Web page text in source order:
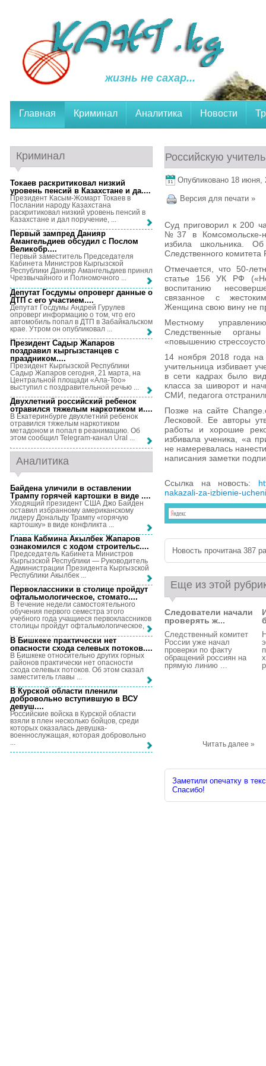
жизнь не сахар...
Главная Криминал Аналитика Новости
Российскую
Опубликовано 18 июня,
Версия для печати »
Суд приговорил к 200
№37 в Комсомольске-
избила школьника.
Следственного
Отмечается, что 50-
статье 156 УК РФ
воспитанию
связанное с
Женщина свою вину не
Местному
Следственные
«повышению
14 ноября 2018 года на
учительница избивает
в сети кадрах было
класса за шиворот и
СМИ, педагога
Позже на сайте
Лесковой. Ее авторы
работы и хорошие
избивала ученика, «а
не намеревалась
написания заметки
Ссылка на новость:
nakazali-za-izbienie-
Новость прочитана 387
Еще из этой
Следователи начали
проверять ж...
Следственный комитет
России уже начал
проверки по факту
обращений россиян на
прямую линию ...
Читать далее »
Заметили опечатку в
Спасибо!
Криминал
Токаев раскритиковал низкий
уровень пенсий в Казахстане и да....
Президент Касым-Жомарт Токаев в
Послании народу Казахстана
раскритиковал низкий уровень пенсий в
Казахстане и дал поручение, ...
Первый зампред Данияр
Амангельдиев обсудил с Послом
Великобр....
Первый заместитель Председателя
Кабинета Министров Кыргызской
Республики Данияр Амангельдиев принял
Чрезвычайного и Полномочного ...
Депутат Госдумы опроверг данные о
ДТП с его участием....
Депутат Госдумы Андрей Гурулев
опроверг информацию о том, что его
автомобиль попал в ДТП в Забайкальском
крае. Утром он опубликовал ...
Президент Садыр Жапаров
поздравил кыргызстанцев с
праздником....
Президент Кыргызской Республики
Садыр Жапаров сегодня, 21 марта, на
Центральной площади «Ала-Тоо»
выступил с поздравительной речью ...
Двухлетний российский ребенок
отравился тяжелым наркотиком и....
В Екатеринбурге двухлетний ребенок
отравился тяжелым наркотиком
метадоном и попал в реанимацию. Об
этом сообщил Telegram-канал Ural ...
Аналитика
Байдена уличили в оставлении
Трампу горячей картошки в виде ....
Уходящий президент США Джо Байден
оставил избранному американскому
лидеру Дональду Трампу «горячую
картошку» в виде конфликта ...
Глава Кабмина Акылбек Жапаров
ознакомился с ходом строительс....
Председатель Кабинета Министров
Кыргызской Республики — Руководитель
Администрации Президента Кыргызской
Республики Акылбек ...
Первоклассники в столице пройдут
офтальмологическое, стомато....
В течение недели самостоятельного
обучения первого семестра этого
учебного года учащиеся первоклассников
столицы пройдут офтальмологическое, ...
В Бишкеке практически нет
опасности схода селевых потоков....
В Бишкеке относительно других горных
районов практически нет опасности
схода селевых потоков. Об этом сказал
заместитель главы ...
В Курской области пленили
добровольно вступившую в ВСУ
девуш....
Российские войска в Курской области
взяли в плен несколько бойцов, среди
которых оказалась девушка-
военнослужащая, которая добровольно
...